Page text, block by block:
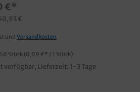
€*
€
undVersandkosten
Stück (0,09 €* / 1 Stück)
verfügbar, Lieferzeit: 1-3 Tage